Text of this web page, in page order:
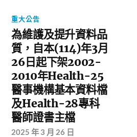
重大公告
為維護及提升資料品
質，自本(114)年3月
26日起下架2002-
2010年Health-25
醫事機構基本資料檔
及Health-28專科
醫師證書主檔
2025 年 3 月 26 日